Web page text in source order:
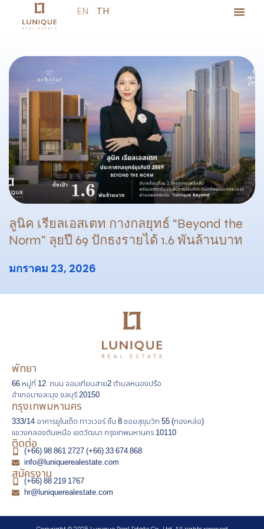
EN TH
ลูนิค เรียลเอสเตท กางกลยุทธ์ “Beyond the
Norm” ลุยปี 69 ปักธงรายได้ 1.6 พันล้านบาท
มกราคม 23, 2026
พัทยา
66 หมู่ที่ 12 ถนน จอมเทียนสาย2 ตำบลหนองปรือ
อำเภอบางละมุง ชลบุรี 20150
กรุงเทพมหานคร
333/14 อาคารยูไนเต็ด ทาวเวอร์ ชั้น 8 ซอยสุขุมวิท 55 (ทองหล่อ)
แขวงคลองตันเหนือ เขตวัฒนา กรุงเทพมหานคร 10110
ติดต่อ(+66) 98 861 2727 (+66) 33 674 868
info@luniquerealestate.com
สมัครงาน
(+66) 88 219 1767
hr@luniquerealestate.com